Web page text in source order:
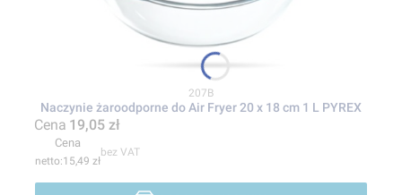
Kod produktu
207B
Naczynie żaroodporne do Air Fryer 20 x 18 cm 1 L PYREX
Cena 19,05 zł
Cena
15,49 zł
bez VAT